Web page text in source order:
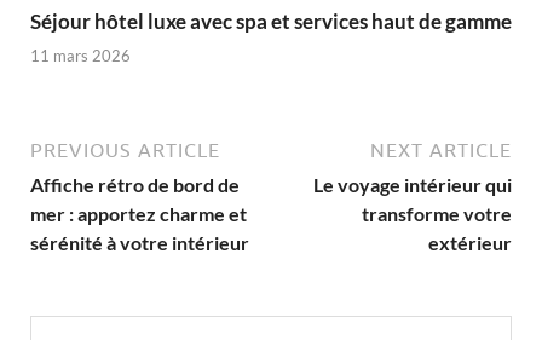
Séjour hôtel luxe avec spa et services haut de gamme
11 mars 2026
PREVIOUS ARTICLE
Affiche rétro de bord de
mer : apportez charme et
sérénité à votre intérieur
NEXT ARTICLE
Le voyage intérieur qui
transforme votre
extérieur